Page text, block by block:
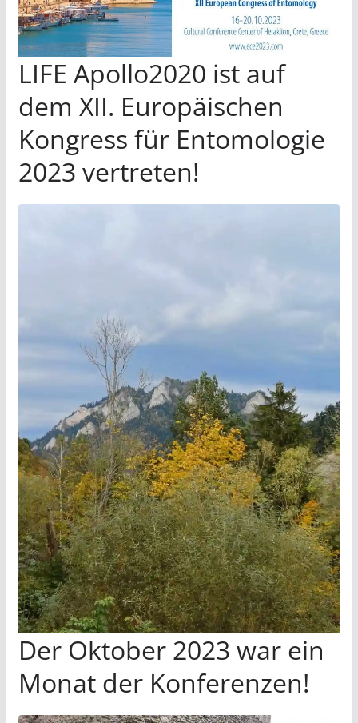
LIFE Apollo2020 ist auf
dem XII. Europäischen
Kongress für Entomologie
2023 vertreten!
Der Oktober 2023 war ein
Monat der Konferenzen!